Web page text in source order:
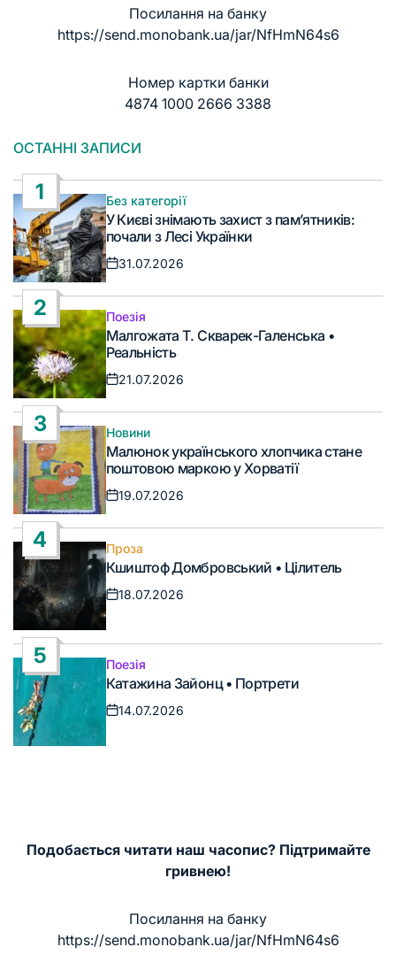
Посилання на банку
https://send.monobank.ua/jar/NfHmN64s6
Номер картки банки
4874 1000 2666 3388
ОСТАННІ ЗАПИСИ
1
Опублікувати
у
Без категорії
У Києві знімають захист з пам’ятників:
почали з Лесі Українки
Дата
31.07.2026
2
Опублікувати
у
Поезія
Малгожата Т. Скварек-Галенська •
Реальність
Дата
21.07.2026
3
Опублікувати
у
Новини
Малюнок українського хлопчика стане
поштовою маркою у Хорватії
Дата
19.07.2026
4
Опублікувати
у
Проза
Кшиштоф Домбровський • Цілитель
Дата
запису
18.07.2026
5
Опублікувати
у
Поезія
Катажина Зайонц • Портрети
Дата
14.07.2026
Подобається читати наш часопис? Підтримайте
гривнею!
Посилання на банку
https://send.monobank.ua/jar/NfHmN64s6